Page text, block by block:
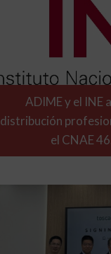
ADIME y el INE
distribución
el CNAE